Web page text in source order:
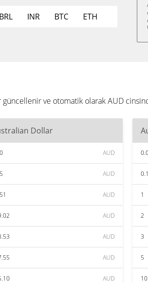
BRL INR BTC ETH
güncellenir ve otomatik olarak AUD
Dollar
AUD
AUD
AUD
AUD
AUD
AUD
AUD
0.1
1
2
3
5
10